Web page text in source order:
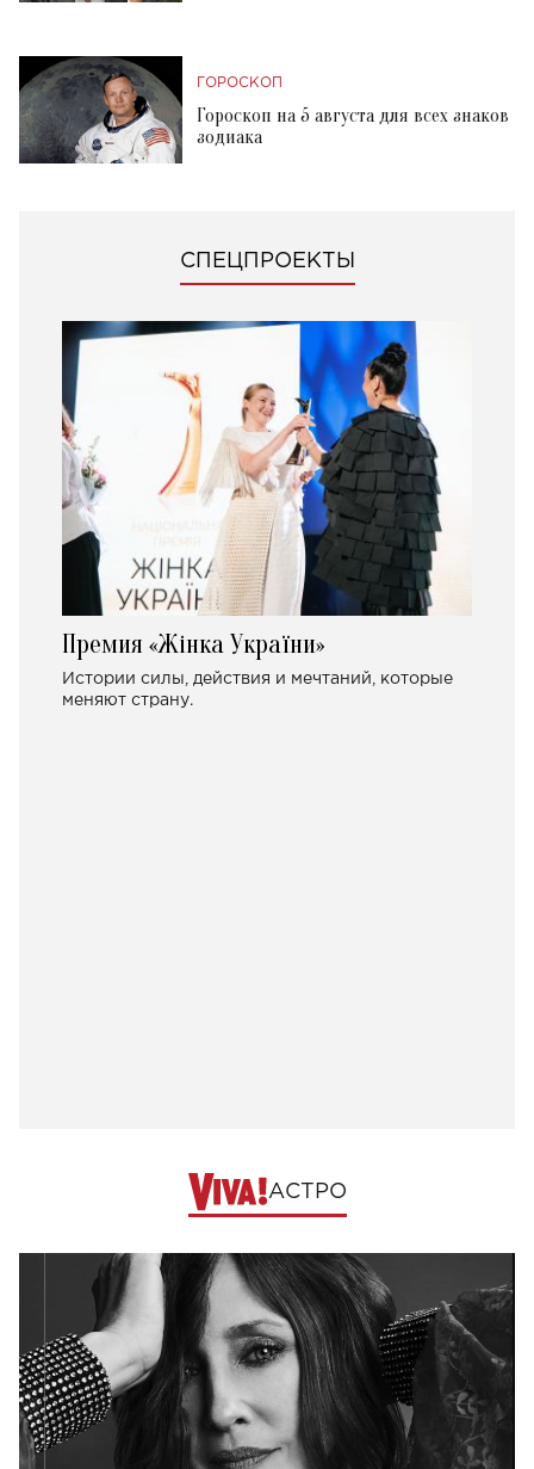
ГОРОСКОП
Гороскоп на 5 августа для всех знаков
зодиака
СПЕЦПРОЕКТЫ
Премия «Жінка України»
Истории силы, действия и мечтаний, которые
меняют страну.
АСТРО